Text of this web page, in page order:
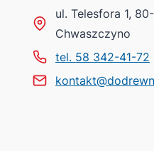
ul. Telesfora 1,
Chwaszczyno
tel. 58 342-41-72